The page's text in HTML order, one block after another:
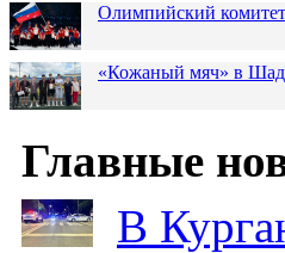
Олимпийский
«Кожаный мяч» в
Главные
В